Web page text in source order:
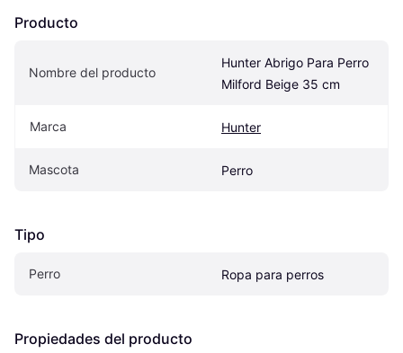
Producto
Nombre del producto
Hunter Abrigo Para Perro
Milford Beige 35 cm
Marca Hunter
Mascota Perro
Tipo
Perro Ropa para perros
Propiedades del producto